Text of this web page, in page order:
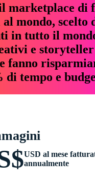
marketplace di
mondo, scelto
in tutto il
e
fanno
di tempo e
USD al mese
annualmente